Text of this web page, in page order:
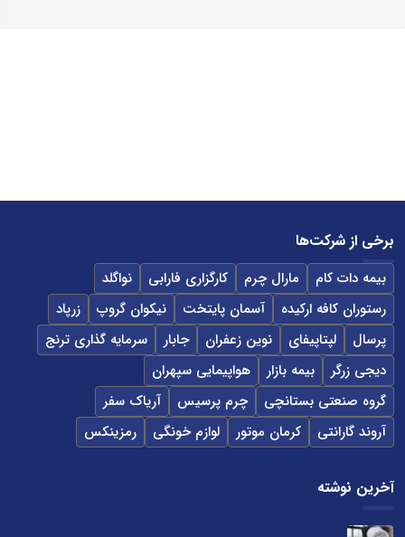
برخی از شرکت‌ها
بیمه دات کام مارال چرم کارگزاری فارابی
نواگلد
رستوران کافه ارکیده
آسمان پایتخت نیکوان گروپ
زرپاد
پرسال
لپتاپیفای نوین زعفران جابار
سرمایه گذاری ترنج
دیجی زرگر
بیمه بازار
هواپیمایی سپهران
گروه صنعتی بستانچی
چرم پرسیس
آریاک سفر
آروند گارانتی
کرمان موتور لوازم خونگی رمزینکس
آخرین نوشته